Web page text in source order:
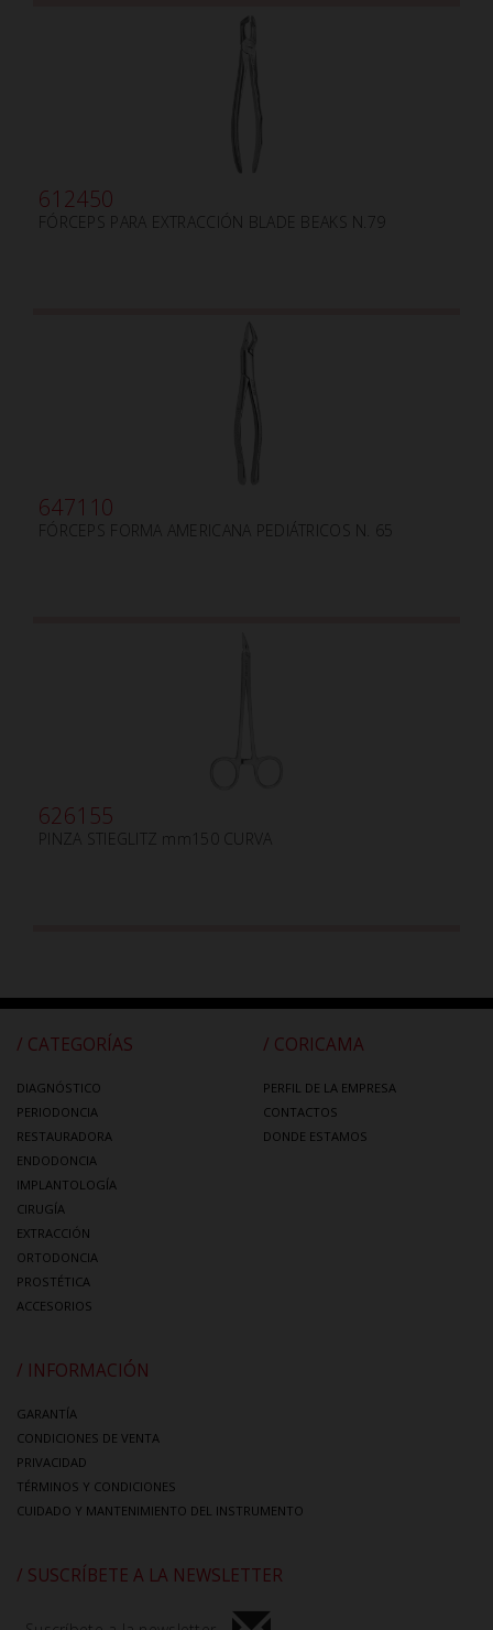
612450
FÓRCEPS PARA EXTRACCIÓN BLADE BEAKS N.79
647110
FÓRCEPS FORMA AMERICANA PEDIÁTRICOS N. 65
626155
PINZA STIEGLITZ mm150 CURVA
/ CATEGORÍAS
DIAGNÓSTICO
PERIODONCIA
RESTAURADORA
ENDODONCIA
IMPLANTOLOGÍA
CIRUGÍA
EXTRACCIÓN
ORTODONCIA
PROSTÉTICA
ACCESORIOS
/ CORICAMA
PERFIL DE LA EMPRESA
CONTACTOS
DONDE ESTAMOS
/ INFORMACIÓN
GARANTÍA
CONDICIONES DE VENTA
PRIVACIDAD
TÉRMINOS Y CONDICIONES
CUIDADO Y MANTENIMIENTO DEL INSTRUMENTO
/ SUSCRÍBETE A LA NEWSLETTER